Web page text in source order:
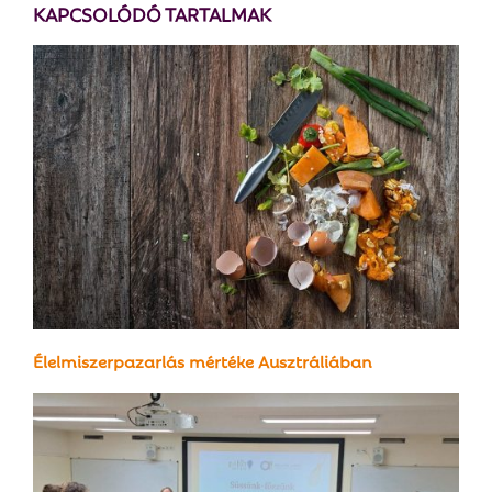
KAPCSOLÓDÓ TARTALMAK
Élelmiszerpazarlás mértéke Ausztráliában